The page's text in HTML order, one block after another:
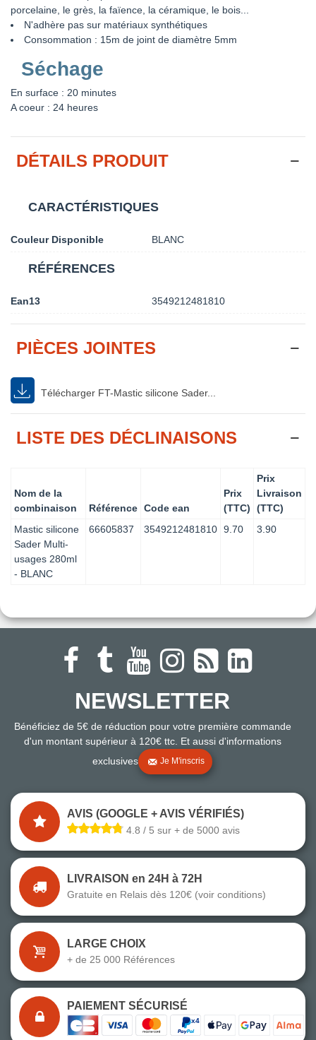
porcelaine, le grès, la faïence, la céramique, le bois...
N'adhère pas sur matériaux synthétiques
Consommation : 15m de joint de diamètre 5mm
Séchage
En surface : 20 minutes
A coeur : 24 heures
DÉTAILS PRODUIT
CARACTÉRISTIQUES
Couleur Disponible BLANC
RÉFÉRENCES
Ean13 3549212481810
PIÈCES JOINTES
Télécharger FT-Mastic silicone Sader...
LISTE DES DÉCLINAISONS
Nom de la
combinaison
Référence Code ean
Prix
(TTC)
Prix
Livraison
(TTC)
Mastic silicone
Sader Multi-
usages 280ml
- BLANC
66605837 3549212481810 9.70 3.90
NEWSLETTER
Bénéficiez de 5€ de réduction pour votre première commande
d'un montant supérieur à 120€ ttc. Et aussi d'informations
exclusives
Je M'inscris
AVIS (GOOGLE + AVIS VÉRIFIÉS)
4.8 / 5 sur + de 5000 avis
LIVRAISON en 24H à 72H
Gratuite en Relais dès 120€ (voir conditions)
LARGE CHOIX
+ de 25 000 Références
PAIEMENT SÉCURISÉ